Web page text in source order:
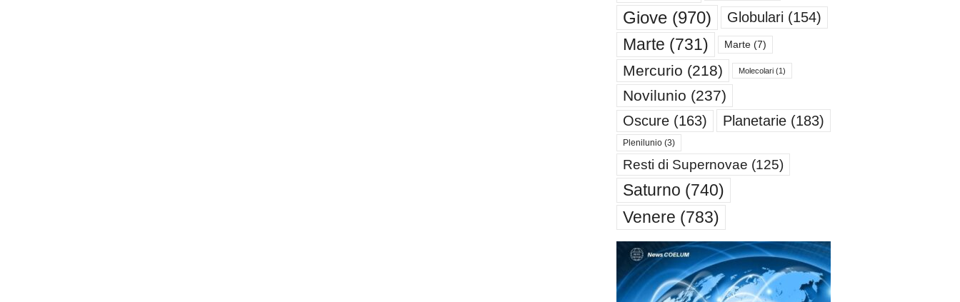
Giove(970) Globulari (154)
Marte (731) Marte(7)
Mercurio (218) Molecolari(1)
Novilunio (237)
Oscure(163) Planetarie(183)
Plenilunio(3)
Resti di Supernovae (125)
Saturno (740)
Venere (783)